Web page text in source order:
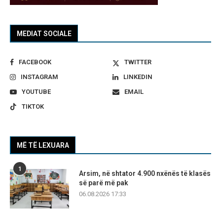
MEDIAT SOCIALE
FACEBOOK
TWITTER
INSTAGRAM
LINKEDIN
YOUTUBE
EMAIL
TIKTOK
MË TË LEXUARA
1
Arsim, në shtator 4.900 nxënës të klasës
së parë më pak
06.08.2026 17:33